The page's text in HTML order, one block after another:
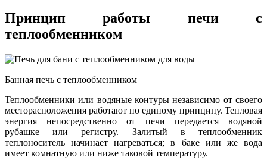
Принцип работы печи с
теплообменником
Банная печь с теплообменником
Теплообменники или водяные контуры независимо от своего
месторасположения работают по единому принципу. Тепловая
энергия непосредственно от печи передается водяной
рубашке или регистру. Залитый в теплообменник
теплоноситель начинает нагреваться; в баке или же вода
имеет комнатную или ниже таковой температуру.